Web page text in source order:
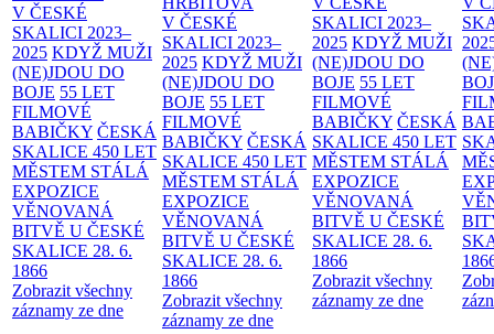
V ČESKÉ
SKALICI 2023–
2025 KDYŽ MUŽI
(NE)JDOU DO
BOJE 55 LET
FILMOVÉ
BABIČKY ČESKÁ
SKALICE 450 LET
MĚSTEM STÁLÁ
EXPOZICE
VĚNOVANÁ
BITVĚ U ČESKÉ
SKALICE 28. 6.
1866
Zobrazit všechny
záznamy ze dne
V ČESKÉ
SKALICI 2023–
2025 KDYŽ MUŽI
(NE)JDOU DO
BOJE 55 LET
FILMOVÉ
BABIČKY ČESKÁ
SKALICE 450 LET
MĚSTEM STÁLÁ
EXPOZICE
VĚNOVANÁ
BITVĚ U ČESKÉ
SKALICE 28. 6.
1866
Zobrazit všechny
záznamy ze dne
SKALICI 2023–
2025 KDYŽ MUŽI
(NE)JDOU DO
BOJE 55 LET
FILMOVÉ
BABIČKY ČESKÁ
SKALICE 450 LET
MĚSTEM STÁLÁ
EXPOZICE
VĚNOVANÁ
BITVĚ U ČESKÉ
SKALICE 28. 6.
1866
Zobrazit všechny
záznamy ze dne